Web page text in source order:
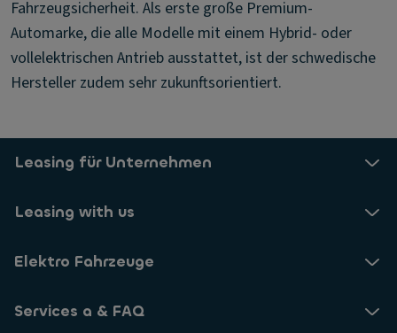
Fahrzeugsicherheit. Als erste große Premium-
Automarke, die alle Modelle mit einem Hybrid- oder
vollelektrischen Antrieb ausstattet, ist der schwedische
Hersteller zudem sehr zukunftsorientiert.
Leasing für Unternehmen
Leasing with us
Elektro Fahrzeuge
Services a & FAQ